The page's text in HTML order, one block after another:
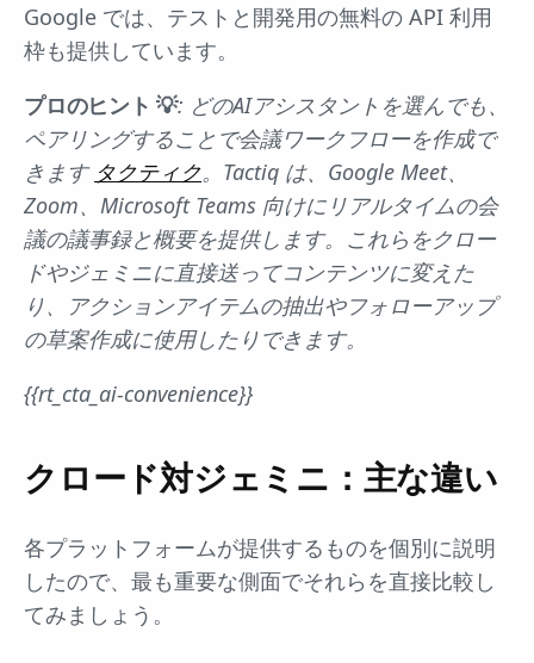
Google では、テストと開発用の無料の API 利用
枠も提供しています。
プロのヒント 💡: どのAIアシスタントを選んでも、
ペアリングすることで会議ワークフローを作成で
きます タクティク。Tactiq は、Google Meet、
Zoom、Microsoft Teams 向けにリアルタイムの会
議の議事録と概要を提供します。これらをクロー
ドやジェミニに直接送ってコンテンツに変えた
り、アクションアイテムの抽出やフォローアップ
の草案作成に使用したりできます。
{{rt_cta_ai-convenience}}
クロード対ジェミニ：主な違い
各プラットフォームが提供するものを個別に説明
したので、最も重要な側面でそれらを直接比較し
てみましょう。